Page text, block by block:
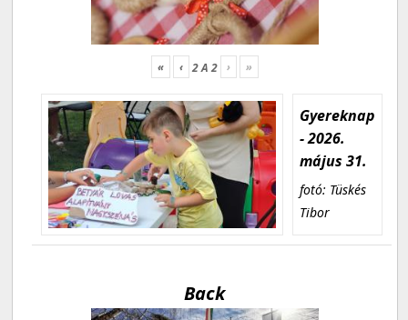
« ‹ 2A2 › »
Gyereknap
- 2026.
május 31.
fotó: Tüskés
Tibor
Back